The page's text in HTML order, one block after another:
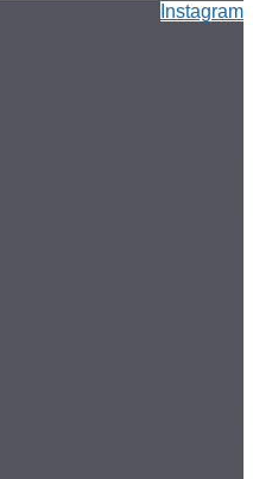
Instagram